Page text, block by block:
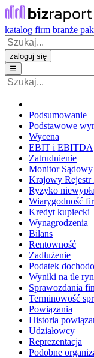
katalog firm branże
zaloguj się
☰
Podsumowanie
Podstawowe
Wycena
EBIT i EBITDA
Zatrudnienie
Monitor
Krajowy Rejestr
Ryzyko
Wiarygodność
Kredyt kupiecki
Wynagrodzenia
Bilans
Rentowność
Zadłużenie
Podatek
Wyniki na tle
Sprawozdania
Terminowość
Powiązania
Historia
Udziałowcy
Reprezentacja
Podobne